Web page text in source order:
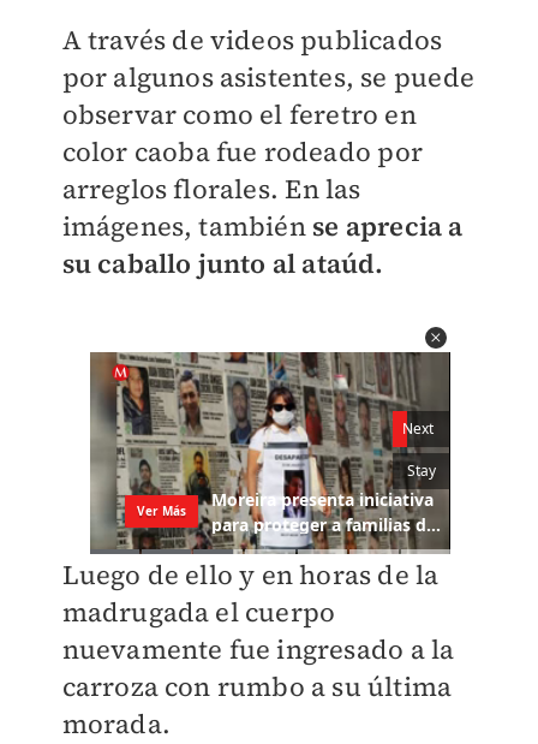
A través de videos publicados
por algunos asistentes, se puede
observar como el feretro en
color caoba fue rodeado por
arreglos florales.En las
imágenes, tambiénse aprecia a
su caballo junto al ataúd.
Luego de ello y en horas de la
madrugada el cuerpo
nuevamente fue ingresado a la
carroza con rumbo a su última
morada.